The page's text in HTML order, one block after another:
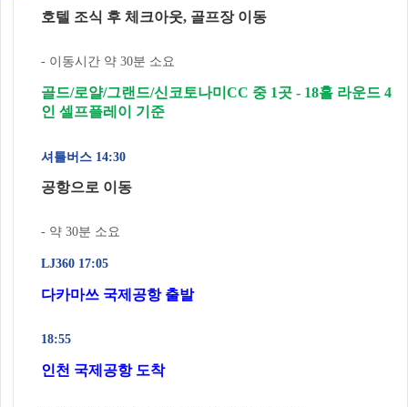
호텔 조식 후 체크아웃, 골프장 이동
- 이동시간 약 30분 소요
골드/로얄/그랜드/신코토나미CC 중 1곳 - 18홀 라운드 4
인 셀프플레이 기준
셔틀버스 14:30
공항으로 이동
- 약 30분 소요
LJ360 17:05
다카마쓰 국제공항 출발
18:55
인천 국제공항 도착